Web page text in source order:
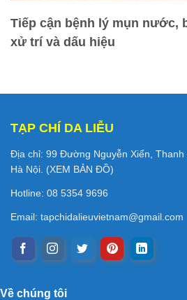
Tiếp cận bệnh lý mụn nước,
xử trí và dấu hiệu
TẠP CHÍ DA LIỄU
Địa chỉ: 99 Đường Nguyễn Xiển, Thanh
Hà Nội. (XEM BẢN ĐỒ)
Hotline: 08 5354 9696
Email: tapchidalieuvietnam@gmail.com
Về chúng tôi